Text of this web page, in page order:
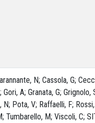
N; Cassola, G;
A; Granata, G;
Pota, V; Raffaelli, F;
Tumbarello, M; Viscoli, C;